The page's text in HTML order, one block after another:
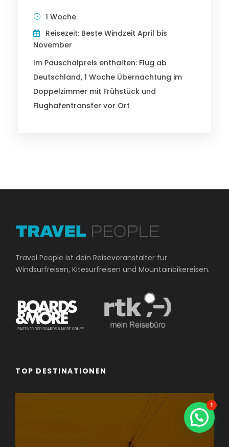
1 Woche
Reisezeit: Beste Windzeit April bis
November
Im Pauschalpreis enthalten: Flug ab
Deutschland, 1 Woche Übernachtung im
Doppelzimmer mit Frühstück und
Flughafentransfer vor Ort
Travel People ist dein Reiseveranstalter für
Windsurfreisen, Kitesurfreisen und Mountainbikereisen.
TOP DESTINATIONEN
1